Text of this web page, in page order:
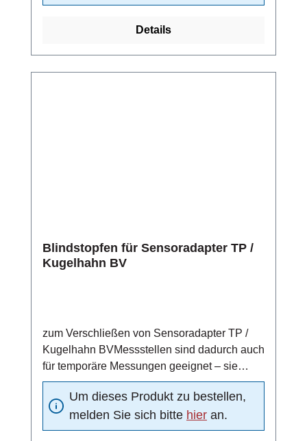
Details
Blindstopfen für Sensoradapter TP /
Kugelhahn BV
zum Verschließen von Sensoradapter TP /
Kugelhahn BVMessstellen sind dadurch auch
für temporäre Messungen geeignet – sie
können nach einem Messzyklus durch einen
Blindstopfen verschlossen werdenmit O-Ring
Um dieses Produkt zu bestellen,
melden Sie sich bitte hier an.